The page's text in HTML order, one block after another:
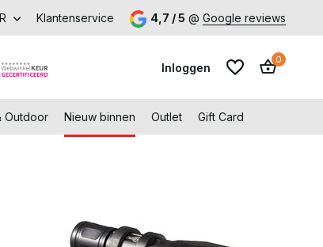
fysieke winkel in Capelle aan den IJssel
Klantenservice 4,7 / 5 @ Google reviews
Inloggen
Account aanmaken
0
Outdoor Nieuw binnen Outlet Gift Card